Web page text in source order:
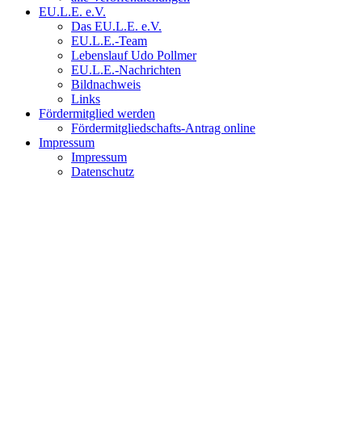
EU.L.E. e.V.
Das EU.L.E. e.V.
EU.L.E.-Team
Lebenslauf Udo Pollmer
EU.L.E.-Nachrichten
Bildnachweis
Links
Fördermitglied werden
Fördermitgliedschafts-Antrag online
Impressum
Impressum
Datenschutz